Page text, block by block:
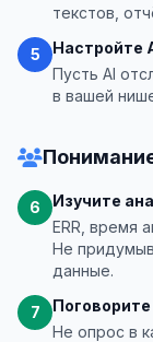
текстов,
5
Настройте
Пусть AI
в вашей
6
Изучите
ERR, время
Не
данные.
7
Не опрос в